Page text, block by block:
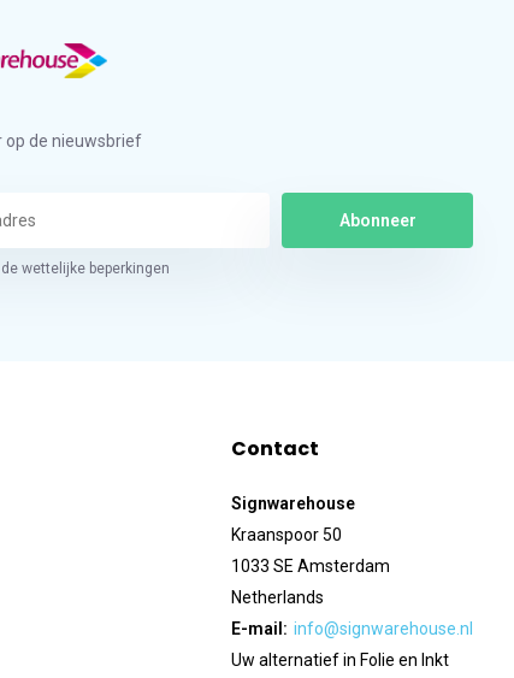
op de nieuwsbrief
Abonneer
wettelijke beperkingen
Contact
Signwarehouse
Kraanspoor 50
1033 SE Amsterdam
Netherlands
E-mail: info@signwarehouse.nl
Uw alternatief in Folie en Inkt